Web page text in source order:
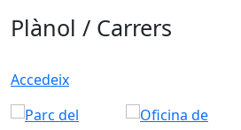
Plànol / Carrers
Accedeix